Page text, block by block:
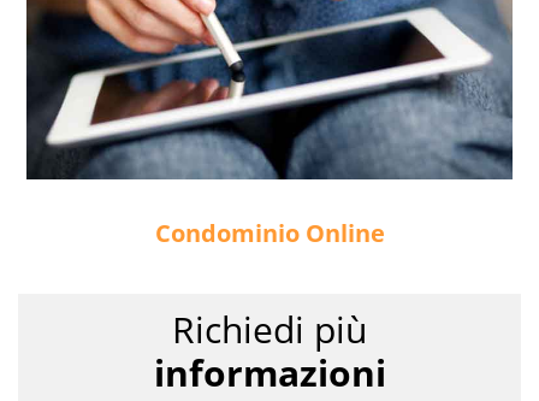
Condominio Online
Richiedi più
informazioni